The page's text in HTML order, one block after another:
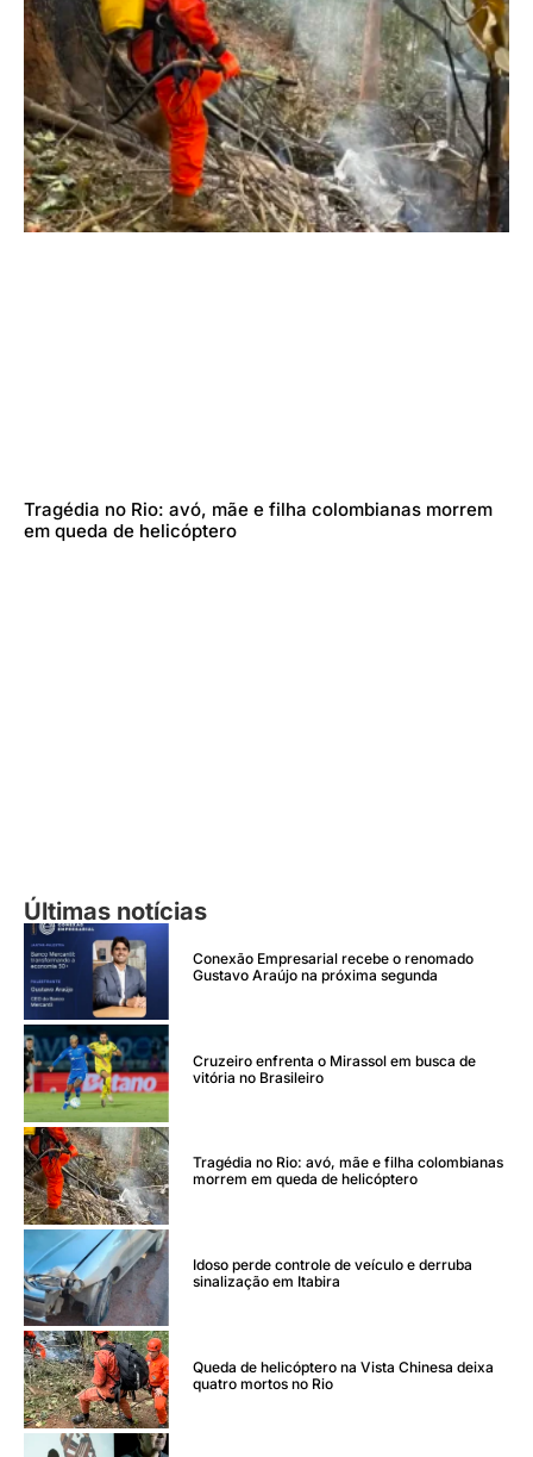
Tragédia no Rio: avó, mãe e filha colombianas morrem
em queda de helicóptero
Últimas notícias
Conexão Empresarial recebe o renomado
Gustavo Araújo na próxima segunda
Cruzeiro enfrenta o Mirassol em busca de
vitória no Brasileiro
Tragédia no Rio: avó, mãe e filha colombianas
morrem em queda de helicóptero
Idoso perde controle de veículo e derruba
sinalização em Itabira
Queda de helicóptero na Vista Chinesa deixa
quatro mortos no Rio